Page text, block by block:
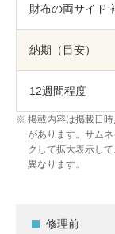
お問い合わせ
採用情報
財布の両サイ
納期（目安）
12週間程度
掲載内容は掲載日
があります。サム
クして拡大表示し
異なります。
修理前